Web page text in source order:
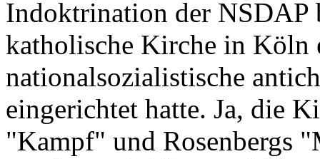
Indoktrination der NSDAP
katholische Kirche in Köln
nationalsozialistische
eingerichtet hatte. Ja, die
"Kampf" und Rosenbergs